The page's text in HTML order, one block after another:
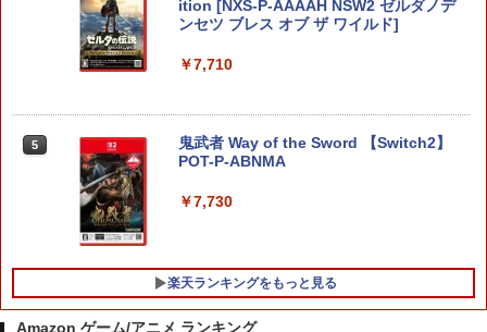
ition [NXS-P-AAAAH NSW2 ゼルダノデ
ンセツ ブレス オブ ザ ワイルド]
￥7,710
5
鬼武者 Way of the Sword 【Switch2】
POT-P-ABNMA
￥7,730
楽天ランキングをもっと見る
Amazon ゲーム/アニメ ランキング